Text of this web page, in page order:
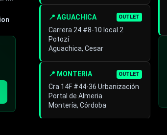
📍 AGUACHICA OUTLET
Carrera 24 #8-10 local 2
Potozí
Aguachica, Cesar
📍 MONTERIA OUTLET
Cra 14F #44-36 Urbanización
Portal de Almeria
Montería, Córdoba